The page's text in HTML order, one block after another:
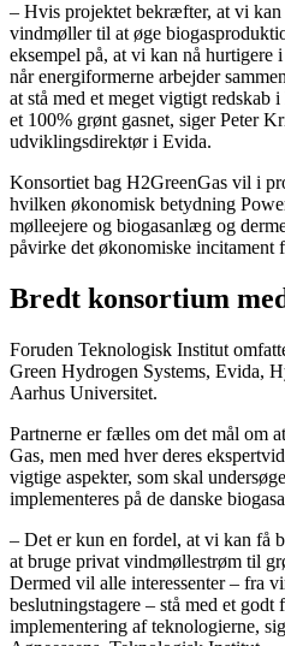
– Hvis projektet bekræfter, at vi
vindmøller til at øge
eksempel på, at vi kan nå hurtigere
når energiformerne arbejder
at stå med et meget vigtigt redskab
et 100% grønt gasnet, siger Peter
udviklingsdirektør i Evida.
Konsortiet bag H2GreenGas vil i
hvilken økonomisk betydning
mølleejere og biogasanlæg og
påvirke det økonomiske incitament
Bredt konsortium
Foruden Teknologisk Institut
Green Hydrogen Systems, Evida,
Aarhus Universitet.
Partnerne er fælles om det mål om
Gas, men med hver deres
vigtige aspekter, som skal
implementeres på de danske
– Det er kun en fordel, at vi kan få
at bruge privat vindmøllestrøm til
Dermed vil alle interessenter – fra
beslutningstagere – stå med et
implementering af teknologierne,